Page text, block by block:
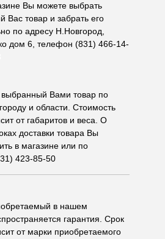
Вы можете выбрать
Вас товар и забрать его
по адресу Н.Новгород,
дом 6, телефон (831) 466-14-
Вами товар по
и области. Стоимость
от габаритов и веса. О
доставки товара Вы
в магазине или по
423-85-50
в нашем
гарантия. Срок
от марки приобретаемого